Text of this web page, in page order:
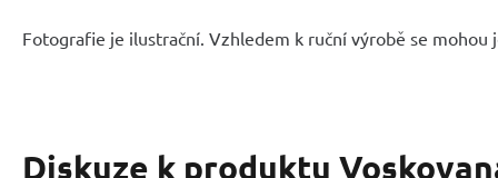
Fotografie je ilustrační. Vzhledem k ruční výrobě se
Diskuze k produktu